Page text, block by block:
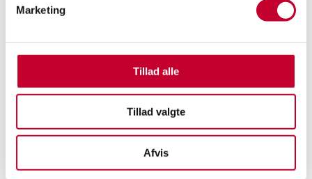
Marketing
Tillad alle
Tillad valgte
Afvis
MØD VORES SALGSTEAM I
BALLERUP